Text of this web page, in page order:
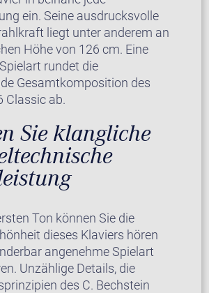
ein. Seine ausdrucksvolle
liegt unter anderem an
Höhe von 126 cm. Eine
rundet die
Gesamtkomposition des
Classic ab.
Sie klangliche
Ton können Sie die
dieses Klaviers hören
angenehme Spielart
Unzählige Details, die
des C. Bechstein